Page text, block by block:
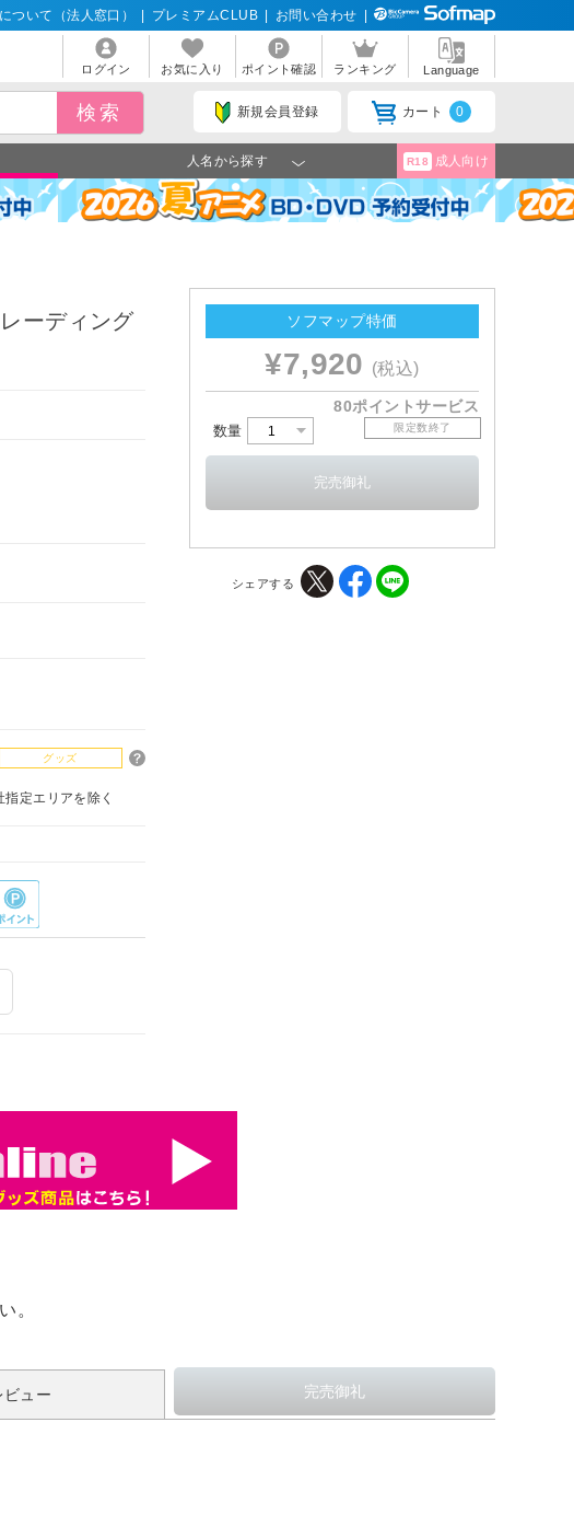
ついて（法人窓口） プレミアムCLUB お問い合わせ
ログイン お気に入り ポイント確認 ランキング Language
新規会員登録 カート 0
人名から探す R18 成人向け
ーディング
グッズ
定エリアを除く
ソフマップ特価
¥7,920 (税込)
80ポイントサービス
数量 限定数終了
シェアする
。
ビュー